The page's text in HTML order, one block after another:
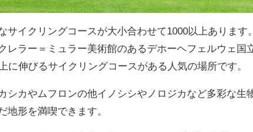
サイクリングコースが大小合わせて1000以上あります
レラー＝ミュラー美術館のあるデホーヘフェルウェ国
に伸びるサイクリングコースがある人気の場所です。
シカやムフロンの他イノシシやノロジカなど多彩な生
地形を満喫できます。